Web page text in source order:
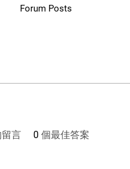
言 0 個最佳答案
Forum Posts